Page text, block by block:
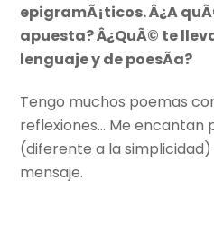
epigramÃ¡ticos. Â¿A
apuesta? Â¿QuÃ© te
lenguaje y de poesÃ­a?
Tengo muchos poemas
reflexiones… Me encantan
(diferente a la
mensaje.